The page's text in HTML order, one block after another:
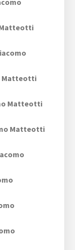
Matteotti
Matteotti
Matteotti
Matteotti